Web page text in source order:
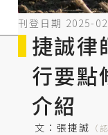
刊登日期 2025-
捷誠律
行要點
介紹
文： 張捷誠 （